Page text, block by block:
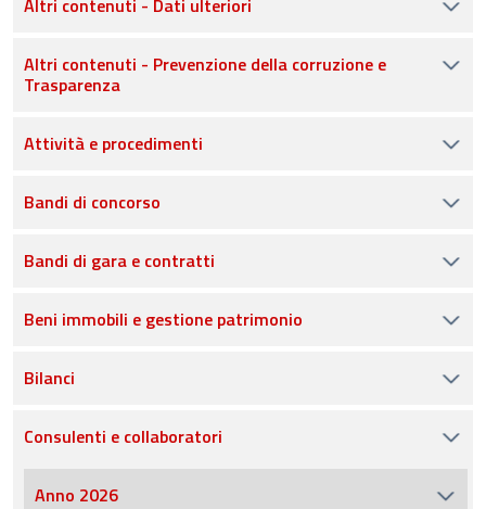
Altri contenuti - Dati ulteriori
Altri contenuti - Prevenzione della corruzione e
Trasparenza
Attività e procedimenti
Bandi di concorso
Bandi di gara e contratti
Beni immobili e gestione patrimonio
Bilanci
Consulenti e collaboratori
Anno 2026